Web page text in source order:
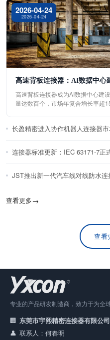
2026-04-24
2026-04-24
高速背板连接器：AI数据中
高速背板连接器成为AI数据中心建
量达数百个，市场年复合增长率超
长盈精密进入协作机器人连接器
连接器标准更新：IEC 63171-7正
JST推出新一代汽车线对线防水连
查看更多→
查看
专业的产品研发制造商，致力于为全
东莞市宇熙精密连接器有限公司
联系人：何春明